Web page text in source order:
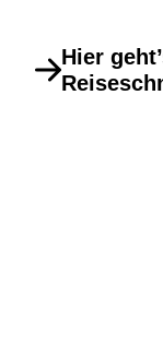
Hier